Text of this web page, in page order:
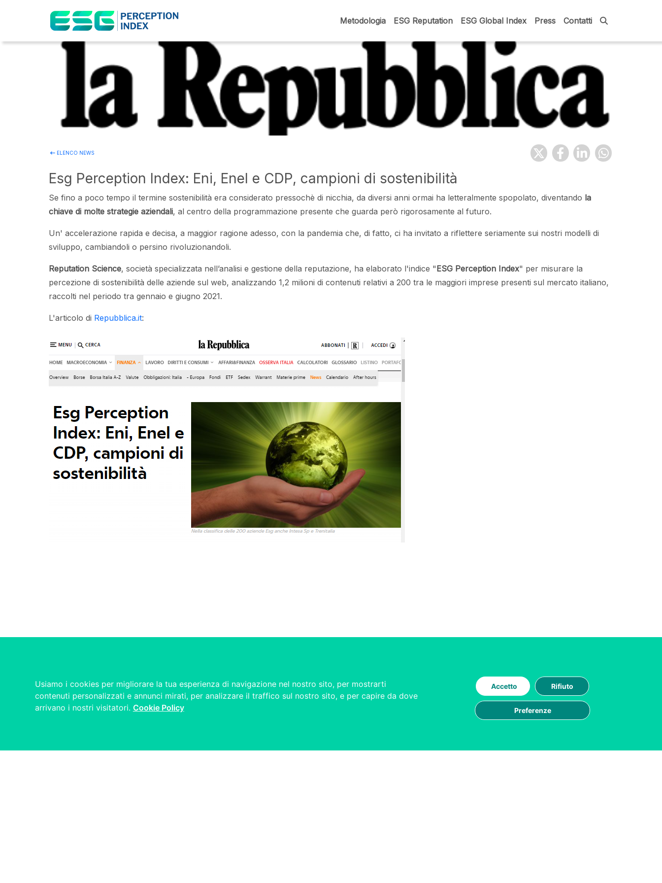
Usiamo i cookies per migliorare la tua esperienza di navigazione nel nostro sito, per mostrarti
contenuti personalizzati e annunci mirati, per analizzare il traffico sul nostro sito, e per capire da dove
arrivano i nostri visitatori. Cookie Policy
Accetto Rifiuto
Preferenze
Metodologia ESG Reputation ESG Global Index Press Contatti
ELENCO NEWS
Esg Perception Index: Eni, Enel e CDP, campioni di sostenibilità
Se fino a poco tempo il termine sostenibilità era considerato pressochè di nicchia, da diversi anni ormai ha letteralmente spopolato, diventando la
chiave di molte strategie aziendali, al centro della programmazione presente che guarda però rigorosamente al futuro.
Un' accelerazione rapida e decisa, a maggior ragione adesso, con la pandemia che, di fatto, ci ha invitato a riflettere seriamente sui nostri modelli di
sviluppo, cambiandoli o persino rivoluzionandoli.
Reputation Science, società specializzata nell’analisi e gestione della reputazione, ha elaborato l'indice "ESG Perception Index" per misurare la
percezione di sostenibilità delle aziende sul web, analizzando 1,2 milioni di contenuti relativi a 200 tra le maggiori imprese presenti sul mercato italiano,
raccolti nel periodo tra gennaio e giugno 2021.
L'articolo di Repubblica.it: